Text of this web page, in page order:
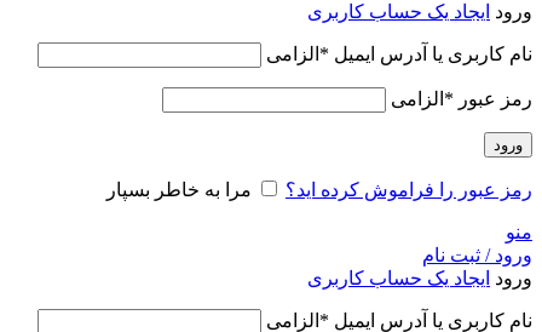
ورود ایجاد یک حساب کاربری
نام کاربری یا آدرس ایمیل * الزامی
رمز عبور * الزامی
ورود
رمز عبور را فراموش کرده اید؟ مرا به خاطر بسپار
منو
ورود / ثبت نام
ورود ایجاد یک حساب کاربری
نام کاربری یا آدرس ایمیل * الزامی